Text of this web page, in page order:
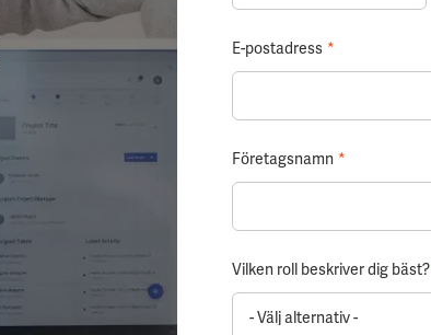
E-postadress *
Företagsnamn *
Vilken roll beskriver dig bäst?